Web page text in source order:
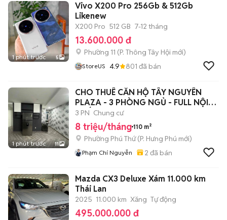
1 phút trước 5
Vivo X200 Pro 256Gb & 512Gb
Likenew
X200 Pro 512 GB 7-12 tháng
13.600.000 đ
Phường 11 (P. Thông Tây Hội mới)
StoreUS 4.9 801 đã bán
1 phút trước 11
CHO THUÊ CĂN HỘ TÂY NGUYÊN
PLAZA - 3 PHÒNG NGỦ - FULL NỘI
THẤT
3 PN Chung cư
8 triệu/tháng 110 m²
Phường Phú Thứ(P. Hưng Phú mới)
Phạm Chí Nguyễn 2 đã bán
Mazda CX3 Deluxe Xám 11.000 km
Thái Lan
2025 11.000 km Xăng Tự động
495.000.000 đ